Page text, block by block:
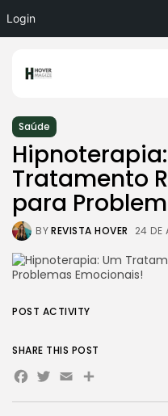
Login
Saúde
Tratamento
para
BYREVISTA HOVER 24 DE
POST ACTIVITY
SHARE THIS POST
Facebook
Twitter
EmailShare